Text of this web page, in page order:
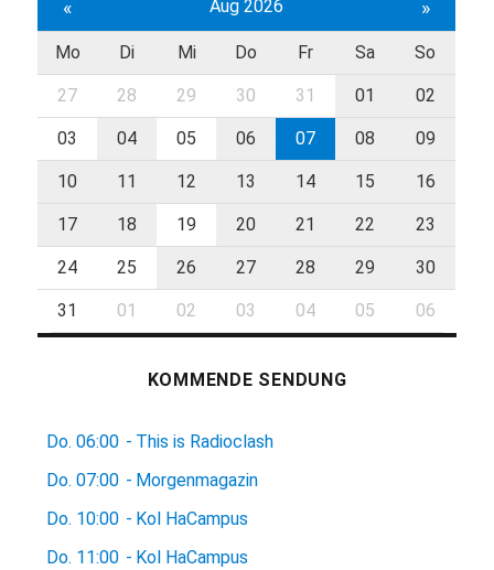
« Aug 2026 »
Mo Di Mi Do Fr Sa So
27 28 29 30 31 01 02
03 04 05 06 07 08 09
10 11 12 13 14 15 16
17 18 19 20 21 22 23
24 25 26 27 28 29 30
31 01 02 03 04 05 06
KOMMENDE SENDUNG
Do. 06:00 - This is Radioclash
Do. 07:00 - Morgenmagazin
Do. 10:00 - Kol HaCampus
Do. 11:00 - Kol HaCampus